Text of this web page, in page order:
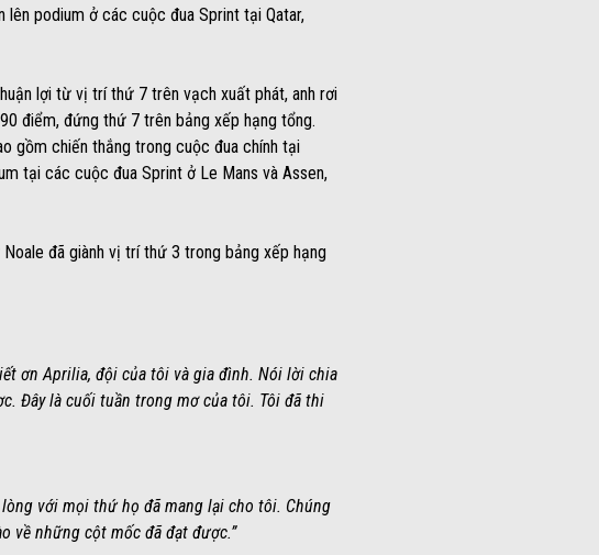
lên podium ở các cuộc đua Sprint tại Qatar,
lợi từ vị trí thứ 7 trên vạch xuất phát, anh rơi
điểm, đứng thứ 7 trên bảng xếp hạng tổng.
gồm chiến thắng trong cuộc đua chính tại
tại các cuộc đua Sprint ở Le Mans và Assen,
đã giành vị trí thứ 3 trong bảng xếp hạng
ơn Aprilia, đội của tôi và gia đình. Nói lời chia
Đây là cuối tuần trong mơ của tôi. Tôi đã thi
với mọi thứ họ đã mang lại cho tôi. Chúng
về những cột mốc đã đạt được.”